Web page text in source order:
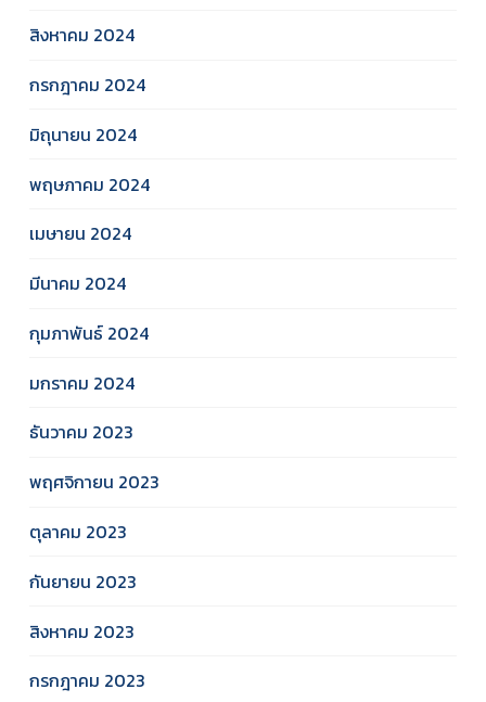
สิงหาคม 2024
กรกฎาคม 2024
มิถุนายน 2024
พฤษภาคม 2024
เมษายน 2024
มีนาคม 2024
กุมภาพันธ์ 2024
มกราคม 2024
ธันวาคม 2023
พฤศจิกายน 2023
ตุลาคม 2023
กันยายน 2023
สิงหาคม 2023
กรกฎาคม 2023